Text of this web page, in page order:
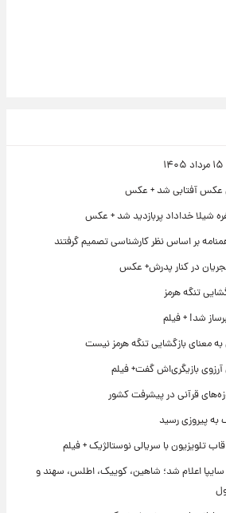
عکس آفتابی شد + عکس
بر اساس نظر کارشناسی تصمیم گرفتند
در کنار پدرش+ عکس
تنگه هرمز
شد! + فیلم
معنای بازگشایی تنگه هرمز نیست
آرزوی بازیگری‌اش گفت+ فیلم
قرآنی در پیشرفت کشور
به پیروزی رسید
تلویزیون با سریالی نوستالژیک + فیلم
اعلام شد؛ شاهین، کوییک، اطلس، سهند و